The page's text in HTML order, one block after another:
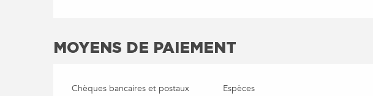
MOYENS DE PAIEMENT
Chèques bancaires et postaux Espèces